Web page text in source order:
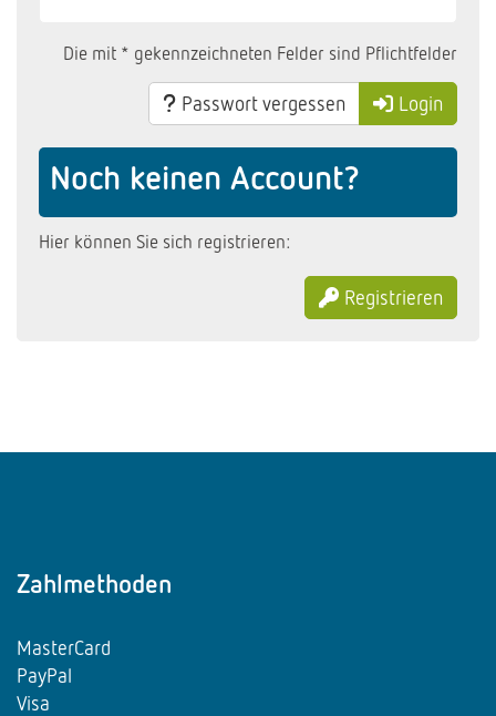
Die mit * gekennzeichneten Felder sind Pflichtfelder
Passwort vergessen Login
Noch keinen Account?
Hier können Sie sich registrieren:
Registrieren
Zahlmethoden
MasterCard
PayPal
Visa